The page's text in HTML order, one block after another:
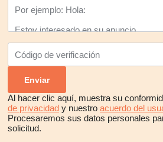
Al hacer clic aquí, muestra su
de privacidad y nuestro acuerdo del
Procesaremos sus datos personales
solicitud.